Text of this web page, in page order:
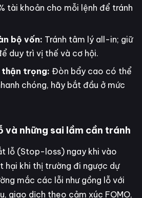
tài khoản cho mỗi lệnh để tránh
bộ vốn: Tránh tâm lý all-in; giữ
duy trì vị thế và cơ hội.
thận trọng: Đòn bẩy cao có thể
chóng, hãy bắt đầu ở mức
và những sai lầm cần tránh
lỗ (Stop-loss) ngay khi vào
hại khi thị trường đi ngược dự
mắc các lỗi như gồng lỗ với
giao dịch theo cảm xúc FOMO,